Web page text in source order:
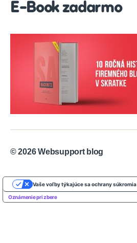
E-Book zadarmo
© 2026Websupport blog
Oznámenie pri zbere
Vaše voľby týkajúce sa ochrany súkromia